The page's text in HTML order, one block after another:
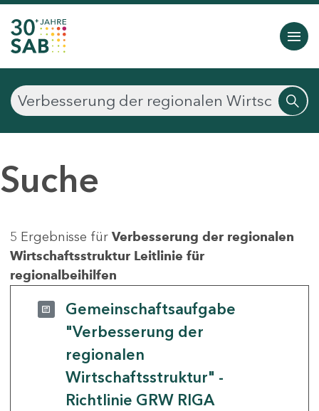
Suche
5 Ergebnisse für Verbesserung der regionalen
Wirtschaftsstruktur Leitlinie für
regionalbeihilfen
Gemeinschaftsaufgabe
"Verbesserung der
regionalen
Wirtschaftsstruktur" -
Richtlinie GRW RIGA